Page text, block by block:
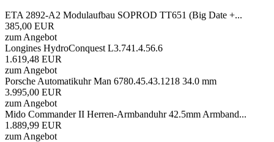
ETA 2892-A2 Modulaufbau SOPROD TT651 (Big Date +...
385,00 EUR
zum Angebot
Longines HydroConquest L3.741.4.56.6
1.619,48 EUR
zum Angebot
Porsche Automatikuhr Man 6780.45.43.1218 34.0 mm
3.995,00 EUR
zum Angebot
Mido Commander II Herren-Armbanduhr 42.5mm Armband...
1.889,99 EUR
zum Angebot